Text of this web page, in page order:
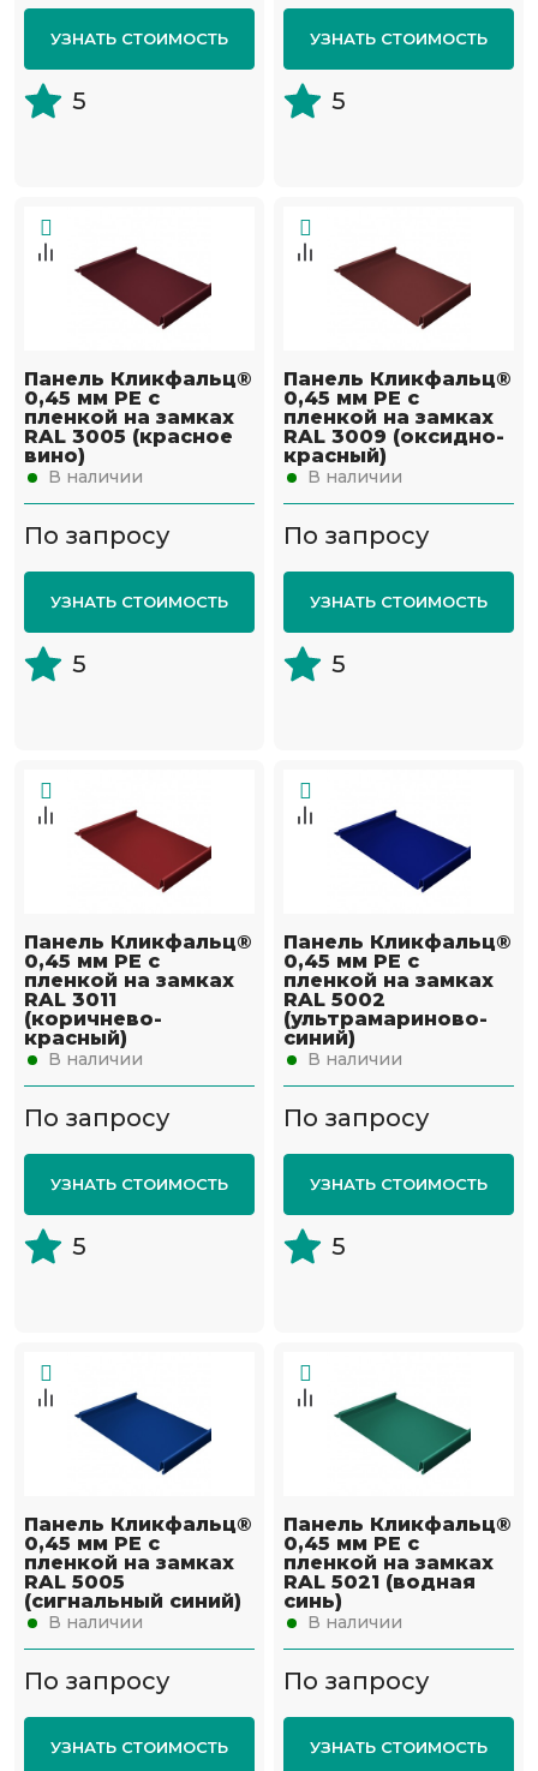
УЗНАТЬ СТОИМОСТЬ
5
УЗНАТЬ СТОИМОСТЬ
5
Панель Кликфальц®
0,45 мм PE с
пленкой на замках
RAL 3005 (красное
вино)
В наличии
По запросу
УЗНАТЬ СТОИМОСТЬ
5
Панель Кликфальц®
0,45 мм PE с
пленкой на замках
RAL 3009 (оксидно-
красный)
В наличии
По запросу
УЗНАТЬ СТОИМОСТЬ
5
Панель Кликфальц®
0,45 мм PE с
пленкой на замках
RAL 3011
(коричнево-
красный)
В наличии
По запросу
УЗНАТЬ СТОИМОСТЬ
5
Панель Кликфальц®
0,45 мм PE с
пленкой на замках
RAL 5002
(ультрамариново-
синий)
В наличии
По запросу
УЗНАТЬ СТОИМОСТЬ
5
Панель Кликфальц®
0,45 мм PE с
пленкой на замках
RAL 5005
(сигнальный синий)
В наличии
По запросу
УЗНАТЬ СТОИМОСТЬ
Панель Кликфальц®
0,45 мм PE с
пленкой на замках
RAL 5021 (водная
синь)
В наличии
По запросу
УЗНАТЬ СТОИМОСТЬ